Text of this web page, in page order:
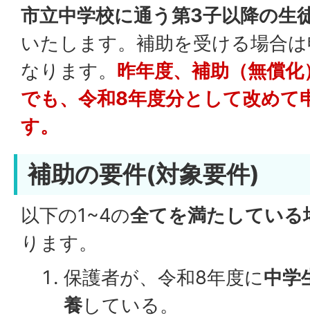
市立中学校に通う第3子以降の生
いたします。補助を受ける場合
なります。 昨年度、補助（無償
でも、令和8年度分として改めて
す。
補助の要件(対象要件)
以下の1~4の全てを満たしている
ります。
保護者が、令和8年度に中学
養している。